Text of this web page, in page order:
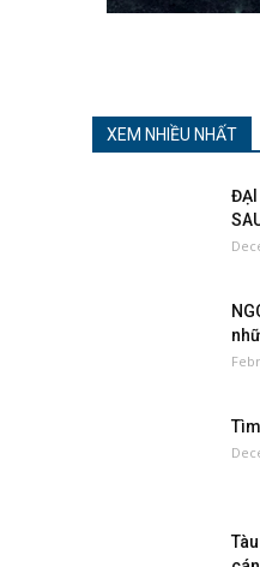
XEM NHIỀU NHẤT
ĐẠI